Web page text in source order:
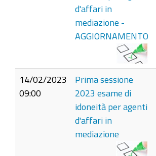
d'affari in
mediazione -
AGGIORNAMENTO
14/02/2023
09:00
Prima sessione
2023 esame di
idoneità per agenti
d'affari in
mediazione